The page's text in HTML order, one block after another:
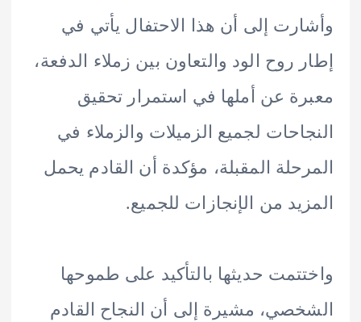
إلى أن هذا الاحتفال يأتي في
روح الود والتعاون بين زملاء الدفعة،
عن أملها في استمرار تحقيق
لجميع الزميلات والزملاء في
المقبلة، مؤكدة أن القادم يحمل
من الإنجازات للجميع.
حديثها بالتأكيد على طموحها
مشيرة إلى أن النجاح القادم